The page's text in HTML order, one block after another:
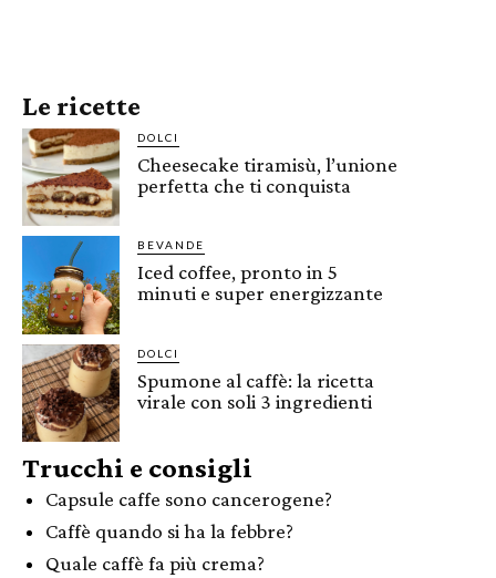
Le ricette
DOLCI
Cheesecake tiramisù, l’unione
perfetta che ti conquista
BEVANDE
Iced coffee, pronto in 5
minuti e super energizzante
DOLCI
Spumone al caffè: la ricetta
virale con soli 3 ingredienti
Trucchi e consigli
Capsule caffe sono cancerogene?
Caffè quando si ha la febbre?
Quale caffè fa più crema?